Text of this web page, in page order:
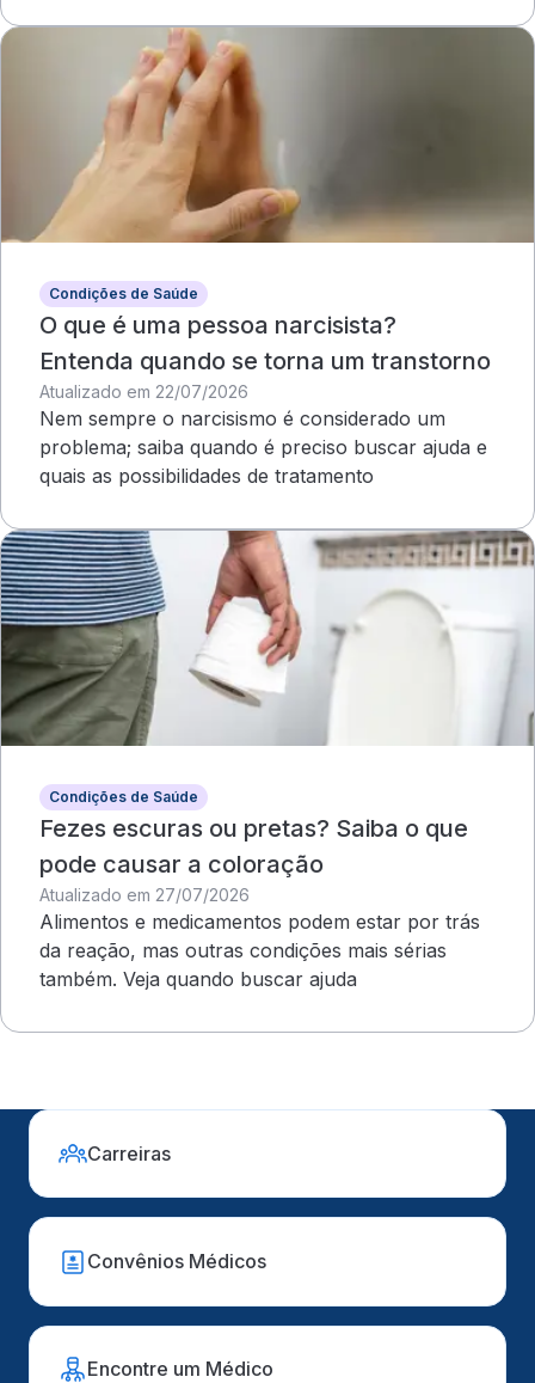
Condições de Saúde
O que é uma pessoa narcisista?
Entenda quando se torna um transtorno
Atualizado em 22/07/2026
Nem sempre o narcisismo é considerado um
problema; saiba quando é preciso buscar ajuda e
quais as possibilidades de tratamento
Condições de Saúde
Fezes escuras ou pretas? Saiba o que
pode causar a coloração
Atualizado em 27/07/2026
Alimentos e medicamentos podem estar por trás
da reação, mas outras condições mais sérias
também. Veja quando buscar ajuda
Carreiras
Convênios Médicos
Encontre um Médico